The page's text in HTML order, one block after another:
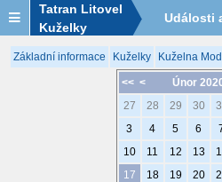
Tatran Litovel
Kuželky
Události
Základní informace Kuželky Kuželna
<< <
Únor
27
28 29 30
3
4 5 6
10
11 12 13
17
18 19 20